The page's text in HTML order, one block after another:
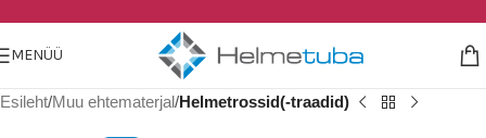
MENÜÜ
Esileht Muu ehtematerjal Helmetrossid(-traadid)